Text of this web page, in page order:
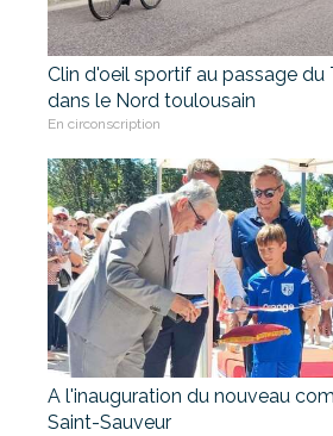
Clin d'oeil sportif au passage du
dans le Nord toulousain
En circonscription
A l'inauguration du nouveau
Saint-Sauveur